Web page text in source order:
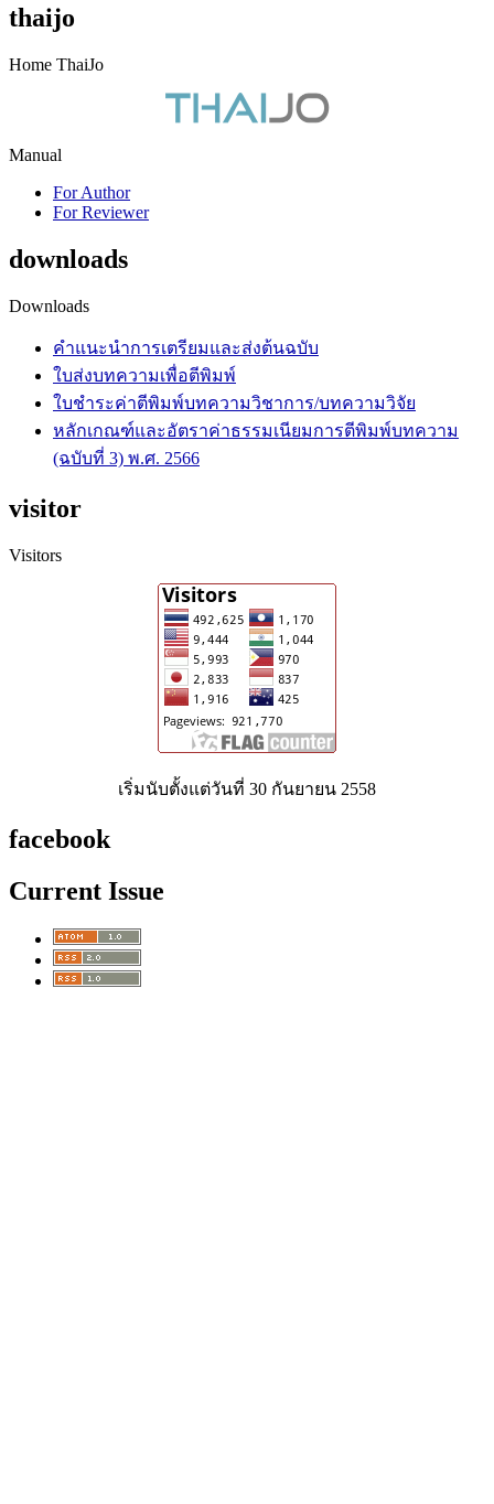
thaijo
Home ThaiJo
Manual
For Author
For Reviewer
downloads
Downloads
คำแนะนำการเตรียมและส่งต้นฉบับ
ใบส่งบทความเพื่อตีพิมพ์
ใบชำระค่าตีพิมพ์บทความวิชาการ/บทความวิจัย
หลักเกณฑ์และอัตราค่าธรรมเนียมการตีพิมพ์บทความ
(ฉบับที่ 3) พ.ศ. 2566
visitor
Visitors
เริ่มนับตั้งแต่วันที่ 30 กันยายน 2558
facebook
Current Issue